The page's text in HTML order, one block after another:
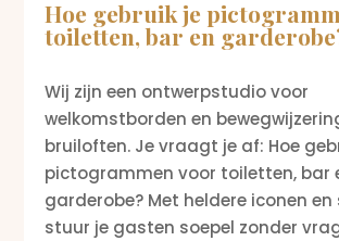
Hoe gebruik je
toiletten, bar en
Wij zijn een ontwerpstudio voor
welkomstborden en
bruiloften. Je vraagt je af: Hoe
pictogrammen voor toiletten, bar
garderobe? Met heldere iconen
stuur je gasten soepel zonder